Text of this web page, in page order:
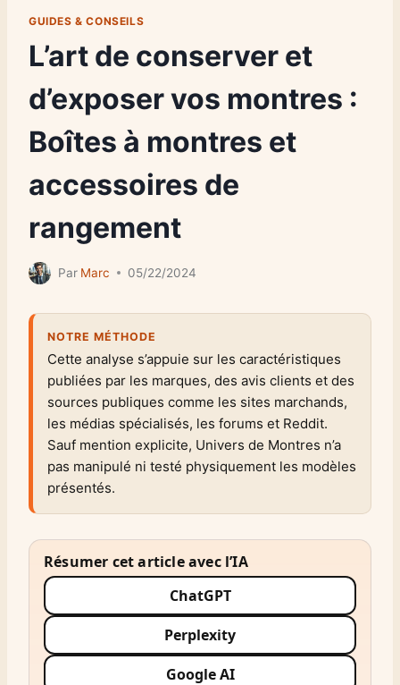
GUIDES & CONSEILS
L’art de conserver et
d’exposer vos montres :
Boîtes à montres et
accessoires de
rangement
Par Marc 05/22/2024
NOTRE MÉTHODE
Cette analyse s’appuie sur les caractéristiques
publiées par les marques, des avis clients et des
sources publiques comme les sites marchands,
les médias spécialisés, les forums et Reddit.
Sauf mention explicite, Univers de Montres n’a
pas manipulé ni testé physiquement les modèles
présentés.
Résumer cet article avec l’IA
ChatGPT
Perplexity
Google AI